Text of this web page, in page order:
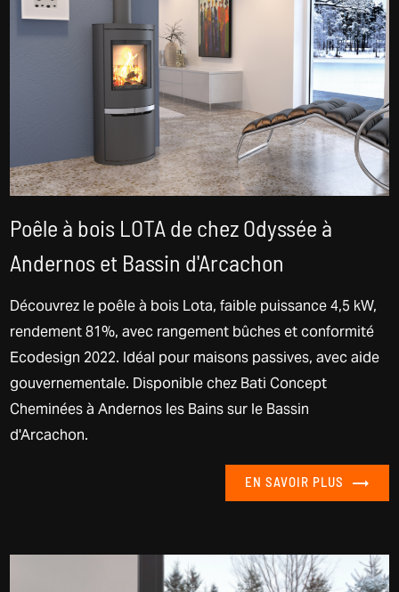
Poêle à bois LOTA de chez Odyssée à
Andernos et Bassin d'Arcachon
Découvrez le poêle à bois Lota, faible puissance 4,5 kW,
rendement 81%, avec rangement bûches et conformité
Ecodesign 2022. Idéal pour maisons passives, avec aide
gouvernementale. Disponible chez Bati Concept
Cheminées à Andernos les Bains sur le Bassin
d'Arcachon.
EN SAVOIR PLUS